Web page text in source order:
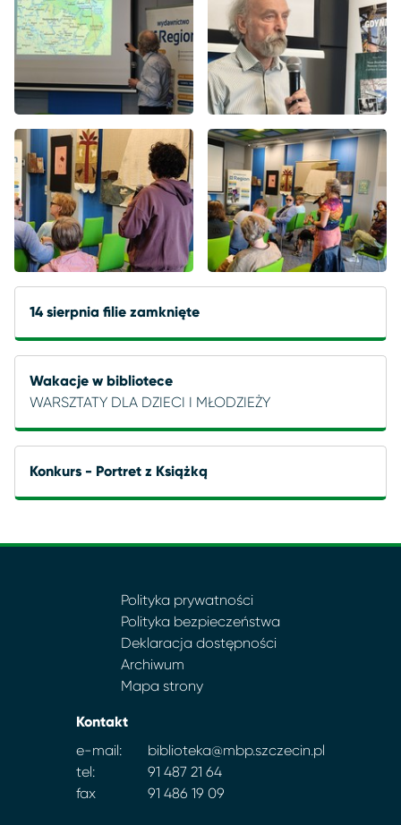
14 sierpnia filie zamknięte
Wakacje w bibliotece
WARSZTATY DLA DZIECI I MŁODZIEŻY
Konkurs - Portret z Książką
Polityka prywatności
Polityka bezpieczeństwa
Deklaracja dostępności
Archiwum
Mapa strony
Kontakt
e-mail:
biblioteka@mbp.szczecin.pl
tel:
91 487 21 64
fax
91 486 19 09